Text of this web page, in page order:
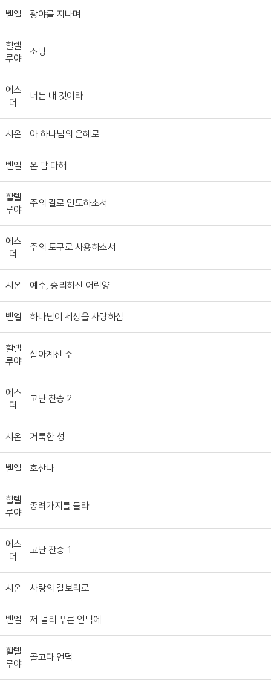
벧엘 광야를 지나며
할렐
루야
소망
에스
더
너는 내 것이라
시온 아 하나님의 은혜로
벧엘 온 맘 다해
할렐
루야
주의 길로 인도하소서
에스
더
주의 도구로 사용하소서
시온 예수, 승리하신 어린양
벧엘 하나님이 세상을 사랑하심
할렐
루야
살아계신 주
에스
더
고난 찬송 2
시온 거룩한 성
벧엘 호산나
할렐
루야
종려가지를 들라
에스
더
고난 찬송 1
시온 사랑의 갈보리로
벧엘 저 멀리 푸른 언덕에
할렐
루야
골고다 언덕